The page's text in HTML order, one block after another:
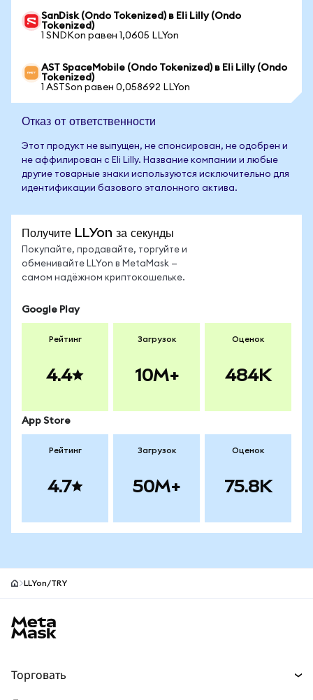
SanDisk (Ondo Tokenized) в Eli Lilly (Ondo
Tokenized)
1 SNDKon равен 1,0605 LLYon
AST SpaceMobile (Ondo Tokenized) в Eli Lilly (Ondo
Tokenized)
1 ASTSon равен 0,058692 LLYon
Отказ от ответственности
Этот продукт не выпущен, не спонсирован, не одобрен и
не аффилирован с Eli Lilly. Название компании и любые
другие товарные знаки используются исключительно для
идентификации базового эталонного актива.
Получите LLYon за секунды
Покупайте, продавайте, торгуйте и
обменивайте LLYon в MetaMask —
самом надёжном криптокошельке.
Google Play
Рейтинг
4.4
Загрузок
10M+
Оценок
484K
App Store
Рейтинг
4.7
Загрузок
50M+
Оценок
75.8K
LLYon/TRY
Торговать